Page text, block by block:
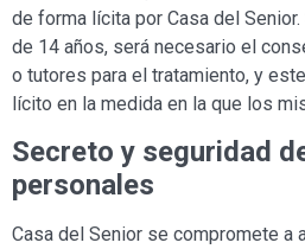
de forma lícita por Casa del Senior
de 14 años, será necesario el
o tutores para el tratamiento, y
lícito en la medida en la que los
Secreto y seguridad
personales
Casa del Senior se compromete a